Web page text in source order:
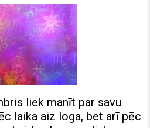
liek manīt par savu
laika aiz loga, bet arī pēc